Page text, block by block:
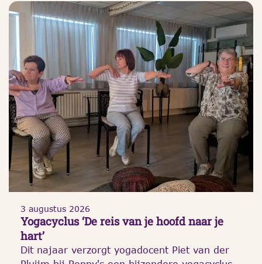
3 augustus 2026
Yogacyclus ‘De reis van je hoofd naar je
hart’
Dit najaar verzorgt yogadocent Piet van der